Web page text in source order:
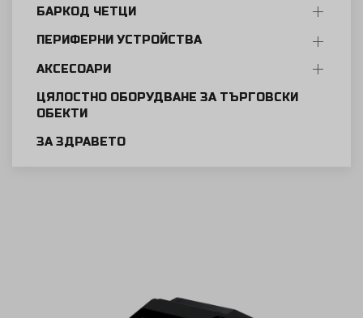
БАРКОД ЧЕТЦИ
ПЕРИФЕРНИ УСТРОЙСТВА
АКСЕСОАРИ
ЦЯЛОСТНО ОБОРУДВАНЕ ЗА ТЪРГОВСКИ
ОБЕКТИ
ЗА ЗДРАВЕТО